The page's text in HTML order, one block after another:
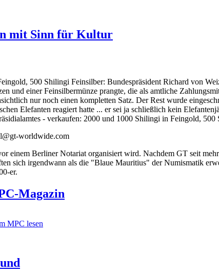
mit Sinn für Kultur
500 Shilingi Feinsilber: Bundespräsident Richard von
und einer Feinsilbermünze prangte, die als amtliche
nur noch einen kompletten Satz. Der Rest wurde
Elefanten reagiert hatte ... er sei ja schließlich kein
- verkaufen: 2000 und 1000 Shilingi in Feingold,
worldwide.com
einem Berliner Notariat organisiert wird. Nachdem GT seit
sich irgendwann als die "Blaue Mauritius" der Numismatik
er.
Magazin
MPC lesen